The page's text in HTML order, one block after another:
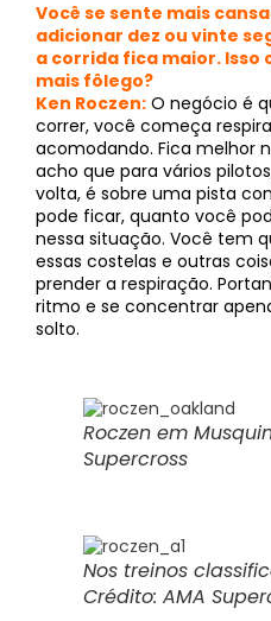
Você se sente mais
adicionar dez ou vinte
a corrida fica maior. Isso
mais fôlego?
Ken Roczen: O negócio é
correr, você começa
acomodando. Fica melhor
acho que para vários
volta, é sobre uma pista
pode ficar, quanto você
nessa situação. Você tem
essas costelas e outras
prender a respiração.
ritmo e se concentrar
solto.
Roczen em
Supercross
Nos treinos
Crédito: AMA